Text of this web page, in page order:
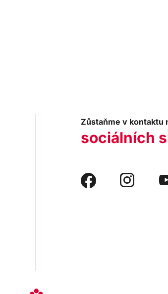
Zůstaňme v kontaktu
sociálních